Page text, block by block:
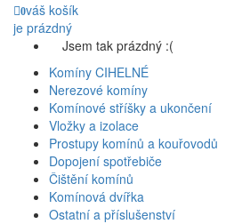
0váš košík
je prázdný
Jsem tak prázdný :(
Komíny CIHELNÉ
Nerezové komíny
Komínové stříšky a ukončení
Vložky a izolace
Prostupy komínů a kouřovodů
Dopojení spotřebiče
Čištění komínů
Komínová dvířka
Ostatní a příslušenství